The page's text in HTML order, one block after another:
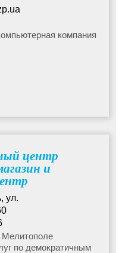
компания
центр
и
ул.
Мелитополе
по демократичным